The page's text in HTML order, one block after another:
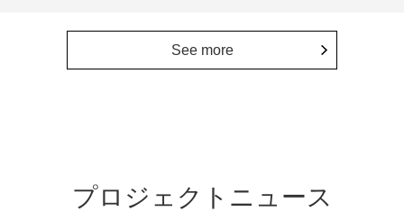
See more
プロジェクトニュース